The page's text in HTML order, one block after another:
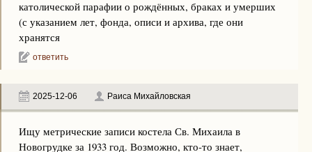
католической парафии о рождённых, браках и умерших
(с указанием лет, фонда, описи и архива, где они
хранятся
ответить
2025-12-06 Раиса Михайловская
Ищу метрические записи костела Св. Михаила в
Новогрудке за 1933 год. Возможно, кто-то знает,